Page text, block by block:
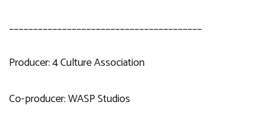
________________________________________
Producer: 4 Culture Association
Co-producer: WASP Studios